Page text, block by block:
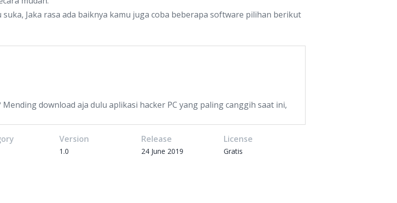
suka, Jaka rasa ada baiknya kamu juga coba beberapa software pilihan berikut
download aja dulu aplikasi hacker PC yang paling canggih saat ini,
Version
1.0
Release
24 June 2019
License
Gratis